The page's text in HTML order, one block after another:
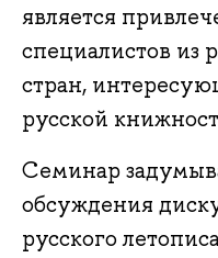
является
специалистов из
стран,
русской
Семинар
обсуждения
русского